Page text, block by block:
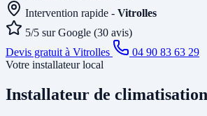
Intervention rapide - Vitrolles
5/5 sur Google (30 avis)
Devis gratuit à Vitrolles
04 90 83 63 29
Votre installateur local
Installateur de climatisation